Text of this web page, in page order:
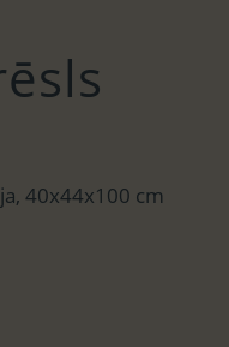
40x44x100 cm